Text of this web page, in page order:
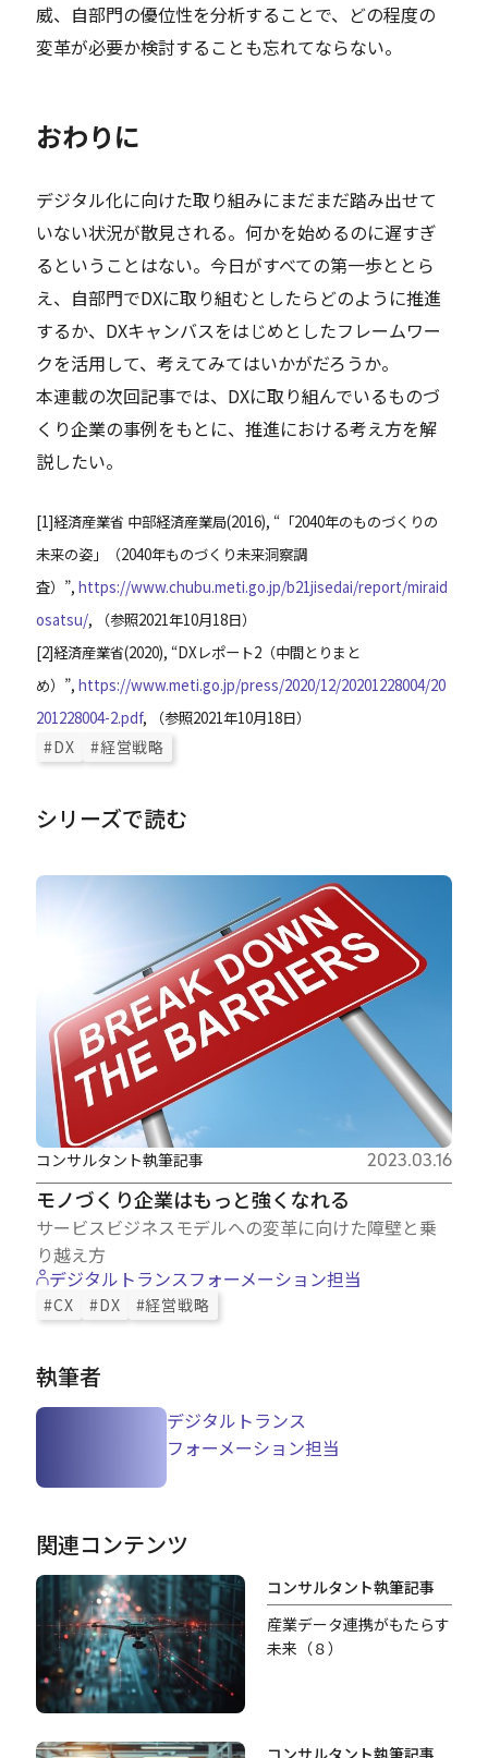
威、自部門の優位性を分析することで、どの程度の
変革が必要か検討することも忘れてならない。
おわりに
デジタル化に向けた取り組みにまだまだ踏み出せて
いない状況が散見される。何かを始めるのに遅すぎ
るということはない。今日がすべての第一歩ととら
え、自部門でDXに取り組むとしたらどのように推進
するか、DXキャンバスをはじめとしたフレームワー
クを活用して、考えてみてはいかがだろうか。
本連載の次回記事では、DXに取り組んでいるものづ
くり企業の事例をもとに、推進における考え方を解
説したい。
[1]経済産業省 中部経済産業局(2016), “「2040年のものづくりの
未来の姿」（2040年ものづくり未来洞察調
査）”,https://www.chubu.meti.go.jp/b21jisedai/report/miraid
osatsu/, （参照2021年10月18日）
[2]経済産業省(2020), “DXレポート2（中間とりまと
め）”,https://www.meti.go.jp/press/2020/12/20201228004/20
201228004-2.pdf, （参照2021年10月18日）
#DX #経営戦略
シリーズで読む
モノづくり企業はもっと強くなれる
サービスビジネスモデルへの変革に向けた障壁と乗
り越え方
コンサルタント執筆記事 2023.03.16
デジタルトランスフォーメーション担当
#CX #DX #経営戦略
執筆者
デジタルトランス
フォーメーション担当
関連コンテンツ
コンサルタント執筆記事
産業データ連携がもたらす
未来（８）
コンサルタント執筆記事